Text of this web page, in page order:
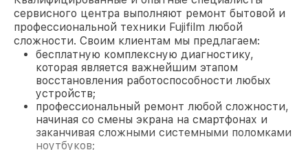
сервисного центра выполняют ремонт бытовой и
профессиональной техники Fujifilm любой
сложности. Своим клиентам мы предлагаем:
бесплатную комплексную диагностику,
которая является важнейшим этапом
восстановления работоспособности любых
устройств;
профессиональный ремонт любой сложности,
начиная со смены экрана на смартфонах и
заканчивая сложными системными поломками
ноутбуков;